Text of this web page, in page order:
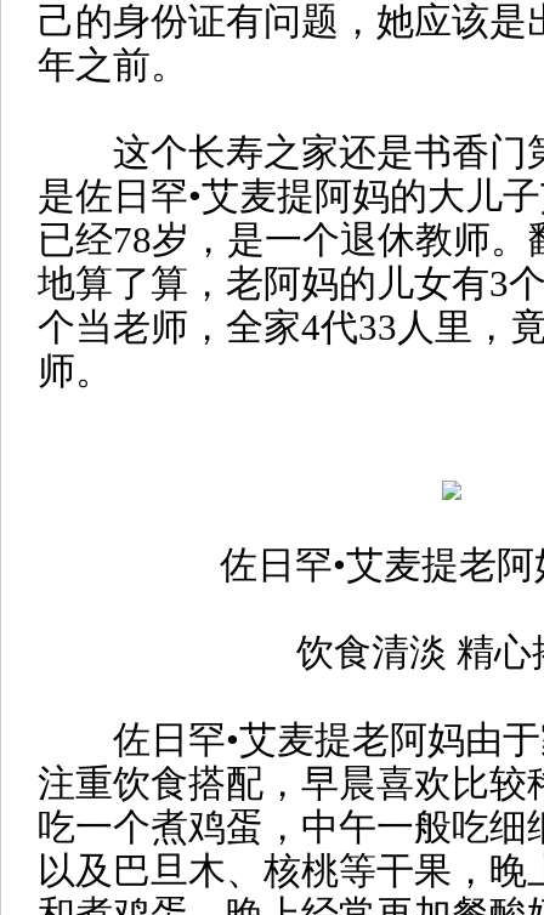
己的身份证有问题，她应该是
年之前。
这个长寿之家还是书香门
是佐日罕•艾麦提阿妈的大儿
已经78岁，是一个退休教师
地算了算，老阿妈的儿女有3
个当老师，全家4代33人里，
师。
佐日罕•艾麦提老
饮食清淡 精心
佐日罕•艾麦提老阿妈由于
注重饮食搭配，早晨喜欢比较
吃一个煮鸡蛋，中午一般吃细
以及巴旦木、核桃等干果，晚